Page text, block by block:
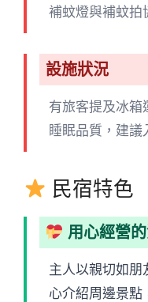
補蚊燈與補蚊拍
設施狀況
有旅客提及冰箱
睡眠品質，建議
民宿特色
用心經營
主人以親切如朋
心介紹周邊景點